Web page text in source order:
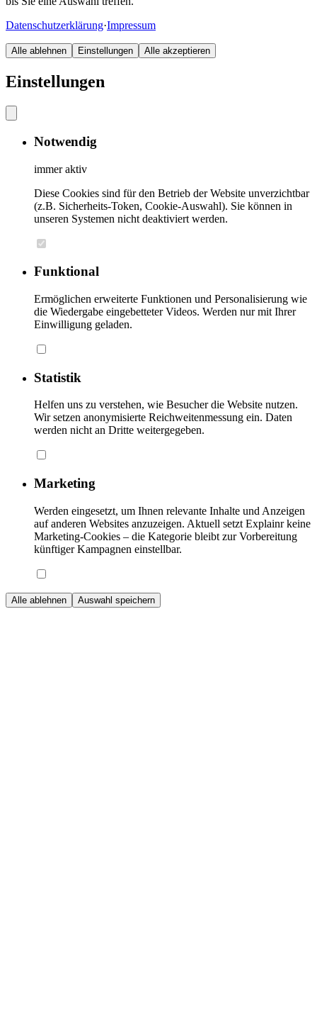
Datenschutzerklärung·Impressum
Alle ablehnen Einstellungen Alle akzeptieren
Einstellungen
Notwendig
immer aktiv
Diese Cookies sind für den Betrieb der Website unverzichtbar
(z.B. Sicherheits-Token, Cookie-Auswahl). Sie können in
unseren Systemen nicht deaktiviert werden.
Funktional
Ermöglichen erweiterte Funktionen und Personalisierung wie
die Wiedergabe eingebetteter Videos. Werden nur mit Ihrer
Einwilligung geladen.
Statistik
Helfen uns zu verstehen, wie Besucher die Website nutzen.
Wir setzen anonymisierte Reichweitenmessung ein. Daten
werden nicht an Dritte weitergegeben.
Marketing
Werden eingesetzt, um Ihnen relevante Inhalte und Anzeigen
auf anderen Websites anzuzeigen. Aktuell setzt Explainr keine
Marketing-Cookies – die Kategorie bleibt zur Vorbereitung
künftiger Kampagnen einstellbar.
Alle ablehnen Auswahl speichern